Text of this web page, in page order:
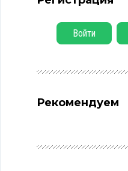
Войти
Рекомендуем